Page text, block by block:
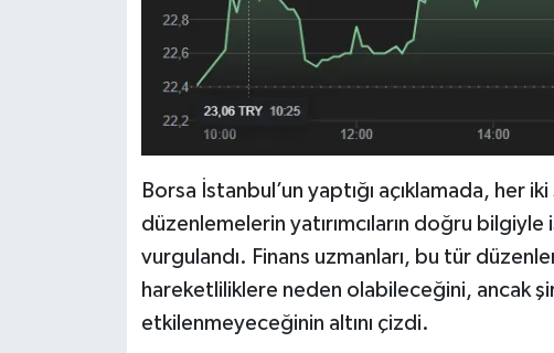
Borsa İstanbul’un yaptığı açıklamada, her
düzenlemelerin yatırımcıların doğru bilgiyle
vurgulandı. Finans uzmanları, bu tür
hareketliliklere neden olabileceğini, ancak
etkilenmeyeceğinin altını çizdi.